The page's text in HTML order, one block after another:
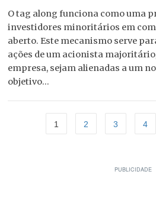
O tag along funciona como uma
investidores minoritários em
aberto. Este mecanismo serve
ações de um acionista
empresa, sejam alienadas a um
objetivo...
1 2 3 4